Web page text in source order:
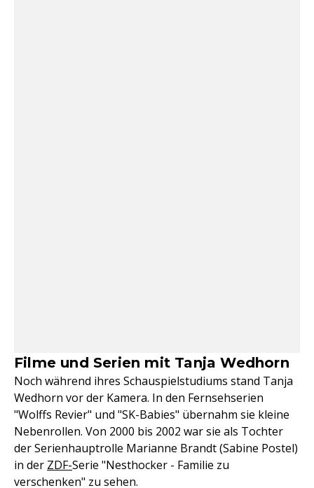
Filme und Serien mit Tanja Wedhorn
Noch während ihres Schauspielstudiums stand Tanja
Wedhorn vor der Kamera. In den Fernsehserien
"Wolffs Revier" und "SK-Babies" übernahm sie kleine
Nebenrollen. Von 2000 bis 2002 war sie als Tochter
der Serienhauptrolle Marianne Brandt (Sabine Postel)
in der ZDF-Serie "Nesthocker - Familie zu
verschenken" zu sehen.